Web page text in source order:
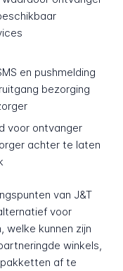
en pushmelding
bezorging
voor ontvanger
achter te laten
van J&T
voor
welke kunnen zijn
winkels,
af te